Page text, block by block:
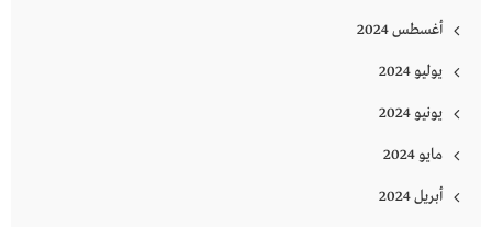
أغسطس 2024
يوليو 2024
يونيو 2024
مايو 2024
أبريل 2024